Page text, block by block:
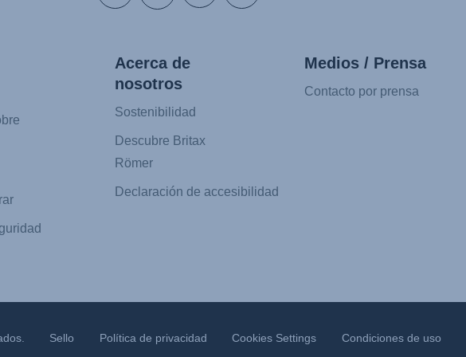
Acerca de
nosotros
Sostenibilidad
Descubre Britax
Römer
Declaración de accesibilidad
Medios / Prensa
Contacto por prensa
Sello Política de privacidad Cookies Settings Condiciones de uso